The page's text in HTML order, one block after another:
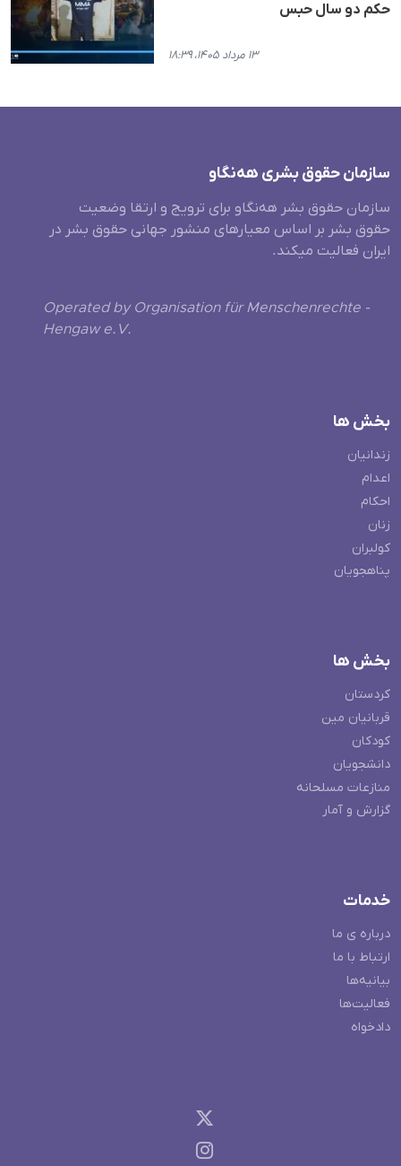
حکم دو سال حبس
۱۳ مرداد ۱۴۰۵، ۱۸:۳۹
سازمان حقوق بشری هەنگاو
سازمان حقوق بشر هه‌نگاو برای ترویج و ارتقا وضعیت
حقوق بشر بر اساس معیارهای منشور جهانی حقوق بشر در
ایران فعالیت میکند.
Operated by Organisation für Menschenrechte -
Hengaw e.V.
بخش ها
زندانیان
اعدام
احکام
زنان
کولبران
پناهجویان
بخش ها
کردستان
قربانیان مین
کودکان
دانشجویان
منازعات مسلحانه
گزارش و آمار
خدمات
درباره ی ما
ارتباط با ما
بیانیه‌ها
فعالیت‌ها
دادخواه